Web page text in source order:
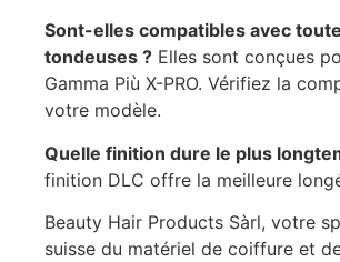
Sont-elles compatibles avec
tondeuses ? Elles sont conçues
Gamma Più X-PRO. Vérifiez la
votre modèle.
Quelle finition dure le plus
finition DLC offre la meilleure
Beauty Hair Products Sàrl, votre
suisse du matériel de coiffure et